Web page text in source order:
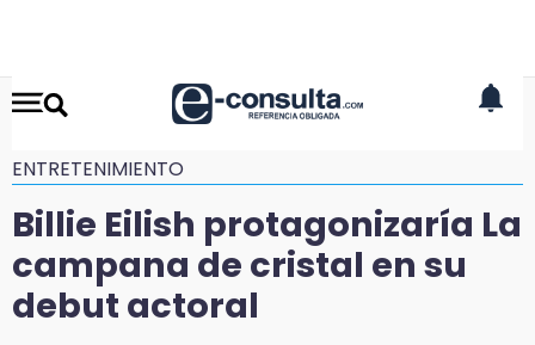
ENTRETENIMIENTO
Billie Eilish protagonizaría La
campana de cristal en su
debut actoral